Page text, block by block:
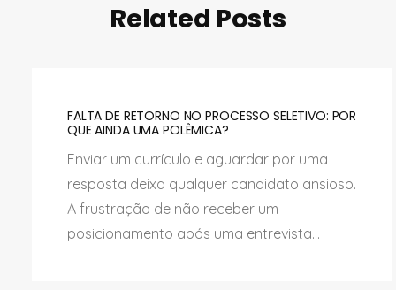
Related Posts
FALTA DE RETORNO NO PROCESSO SELETIVO: POR
QUE AINDA UMA POLÊMICA?
Enviar um currículo e aguardar por uma
resposta deixa qualquer candidato ansioso.
A frustração de não receber um
posicionamento após uma entrevista...